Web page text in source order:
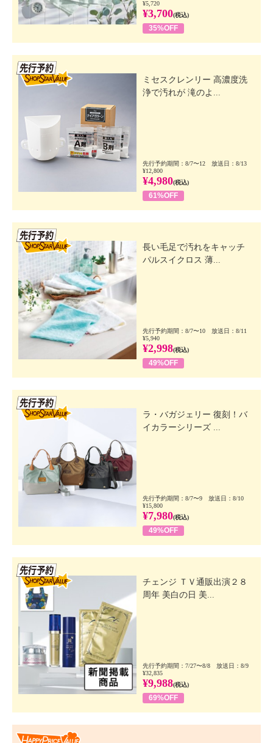
¥5,720
¥3,700(税込)
35%OFF
ミセスクレンリー 高濃度洗
浄で汚れが 滝のよ...
先行予約期間：8/7〜12 放送日：8/13
¥12,800
¥4,980(税込)
61%OFF
長い毛足で汚れをキャッチ
パルスイクロス 薄...
先行予約期間：8/7〜10 放送日：8/11
¥5,940
¥2,998(税込)
49%OFF
ラ・バガジェリー 復刻！バ
イカラーシリーズ ...
先行予約期間：8/7〜9 放送日：8/10
¥15,800
¥7,980(税込)
49%OFF
チェンジ ＴＶ通販出演２８
周年 美白の日 美...
先行予約期間：7/27〜8/8 放送日：8/9
¥32,835
¥9,988(税込)
69%OFF